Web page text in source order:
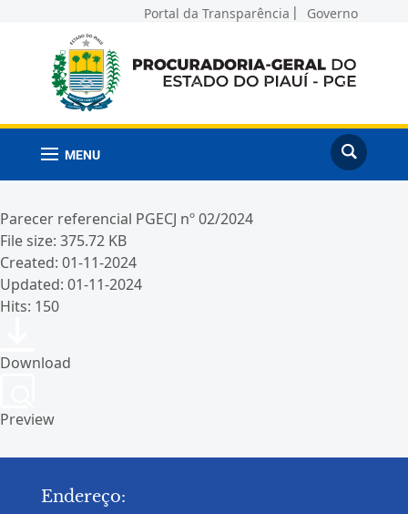
Portal da Transparência Governo
MENU
Parecer referencial PGECJ nº 02/2024
File size: 375.72 KB
Created: 01-11-2024
Updated: 01-11-2024
Hits: 150
Download
Preview
Endereço: